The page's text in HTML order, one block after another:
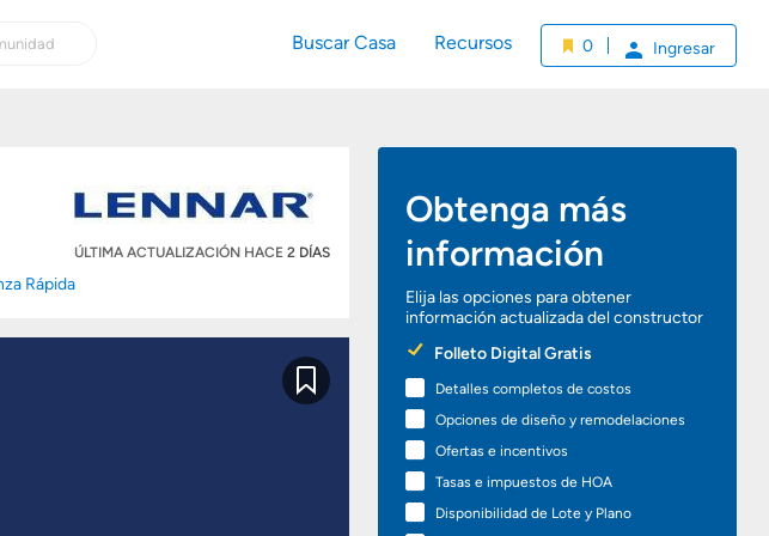
Buscar Casa Recursos 0 Ingresar
ÚLTIMA ACTUALIZACIÓN HACE 2 DÍAS
Rápida
Obtenga más
información
Elija las opciones para obtener
información actualizada del constructor
Preferred
Options
Folleto Digital Gratis
Detalles completos de costos
Opciones de diseño y remodelaciones
Ofertas e incentivos
Tasas e impuestos de HOA
Disponibilidad de Lote y Plano
Guardar